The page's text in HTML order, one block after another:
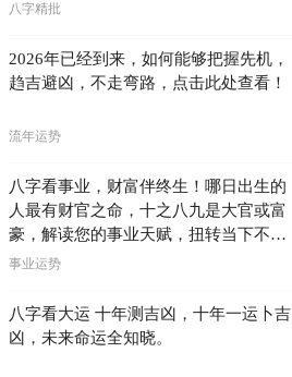
八字精批
2026年已经到来，如何能够把握先机，
趋吉避凶，不走弯路，点击此处查看！
流年运势
八字看事业，财富伴终生！哪日出生的
人最有财官之命，十之八九是大官或富
豪，解读您的事业天赋，扭转当下不利
困局！！
事业运势
八字看大运 十年测吉凶，十年一运卜吉
凶，未来命运全知晓。